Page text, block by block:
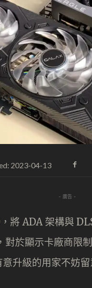
2023-04-13
- 廣告 -
ADA 架構與
於顯示卡廠商限
升級的用家不妨